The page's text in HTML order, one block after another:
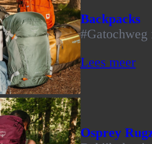
Backpacks
#Gatochweg
Lees meer
Osprey